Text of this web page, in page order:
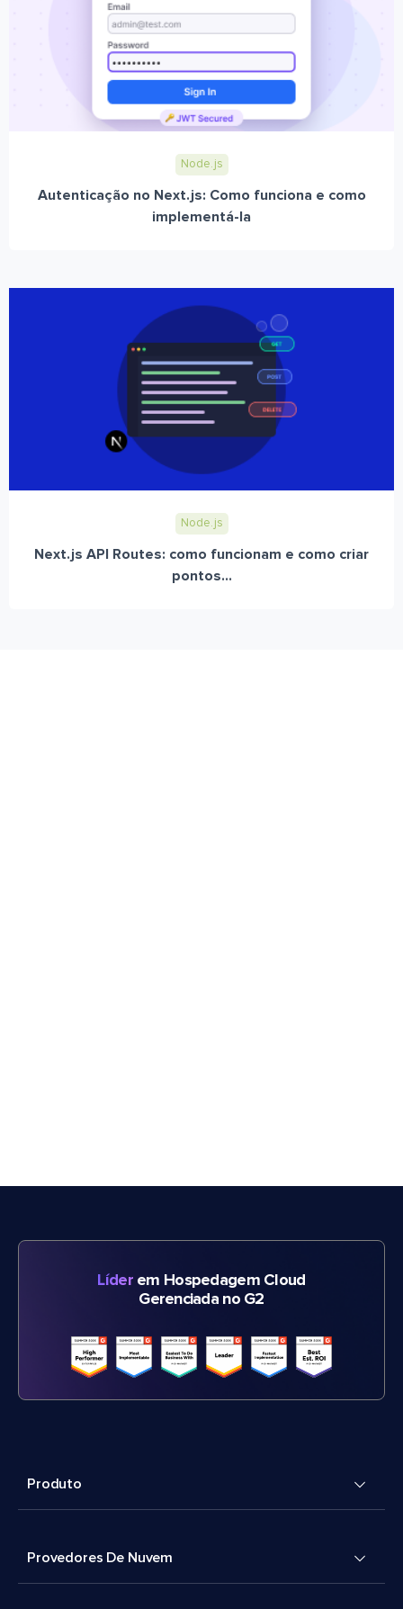
Node.js
Autenticação no Next.js: Como funciona e como
implementá-la
Node.js
Next.js API Routes: como funcionam e como criar
pontos...
Líderem Hospedagem Cloud
Gerenciada no G2
Produto
Provedores De Nuvem